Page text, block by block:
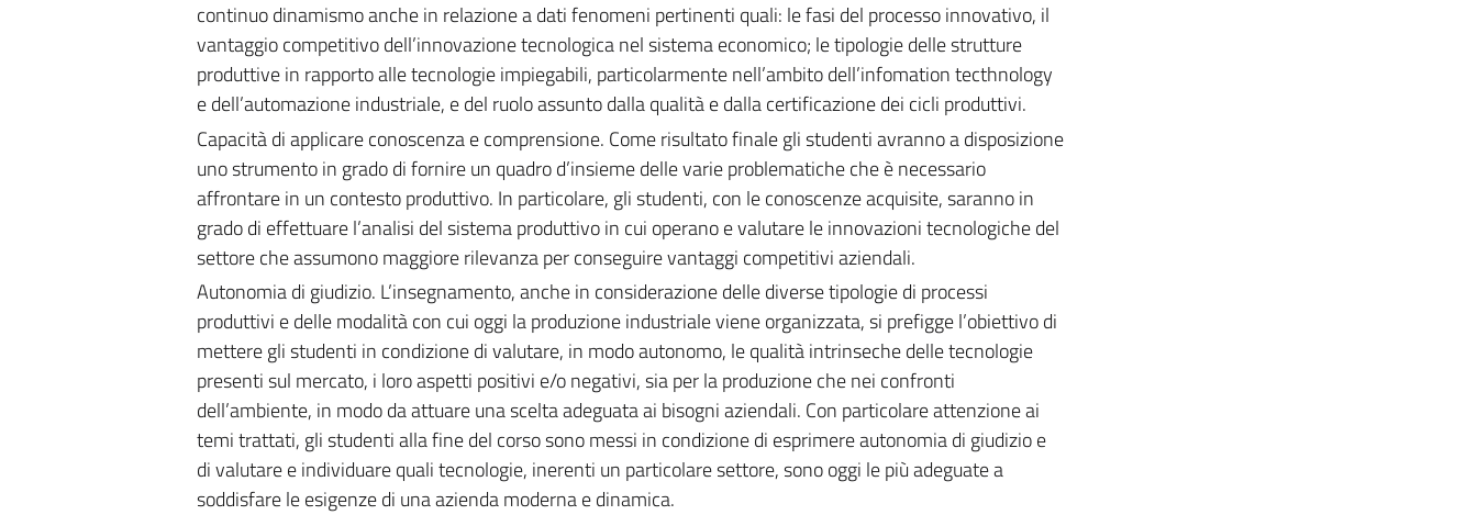
continuo dinamismo anche in relazione a dati fenomeni pertinenti quali: le fasi del processo innovativo, il
vantaggio competitivo dell’innovazione tecnologica nel sistema economico; le tipologie delle strutture
produttive in rapporto alle tecnologie impiegabili, particolarmente nell’ambito dell’infomation tecthnology
e dell’automazione industriale, e del ruolo assunto dalla qualità e dalla certificazione dei cicli produttivi.
Capacità di applicare conoscenza e comprensione. Come risultato finale gli studenti avranno a disposizione
uno strumento in grado di fornire un quadro d’insieme delle varie problematiche che è necessario
affrontare in un contesto produttivo. In particolare, gli studenti, con le conoscenze acquisite, saranno in
grado di effettuare l’analisi del sistema produttivo in cui operano e valutare le innovazioni tecnologiche del
settore che assumono maggiore rilevanza per conseguire vantaggi competitivi aziendali.
Autonomia di giudizio. L’insegnamento, anche in considerazione delle diverse tipologie di processi
produttivi e delle modalità con cui oggi la produzione industriale viene organizzata, si prefigge l’obiettivo di
mettere gli studenti in condizione di valutare, in modo autonomo, le qualità intrinseche delle tecnologie
presenti sul mercato, i loro aspetti positivi e/o negativi, sia per la produzione che nei confronti
dell’ambiente, in modo da attuare una scelta adeguata ai bisogni aziendali. Con particolare attenzione ai
temi trattati, gli studenti alla fine del corso sono messi in condizione di esprimere autonomia di giudizio e
di valutare e individuare quali tecnologie, inerenti un particolare settore, sono oggi le più adeguate a
soddisfare le esigenze di una azienda moderna e dinamica.